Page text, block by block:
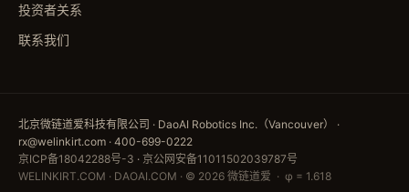
投资者关系
联系我们
北京微链道爱科技有限公司 · DaoAI Robotics Inc.（Vancouver） ·
rx@welinkirt.com · 400-699-0222
京ICP备18042288号-3 · 京公网安备11011502039787号
WELINKIRT.COM · DAOAI.COM · © 2026 微链道爱 · φ = 1.618